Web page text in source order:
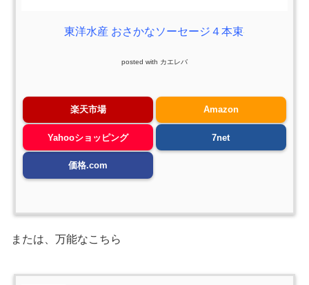
東洋水産 おさかなソーセージ４本束
posted with カエレバ
楽天市場 Amazon
Yahooショッピング 7net
価格.com
または、万能なこちら